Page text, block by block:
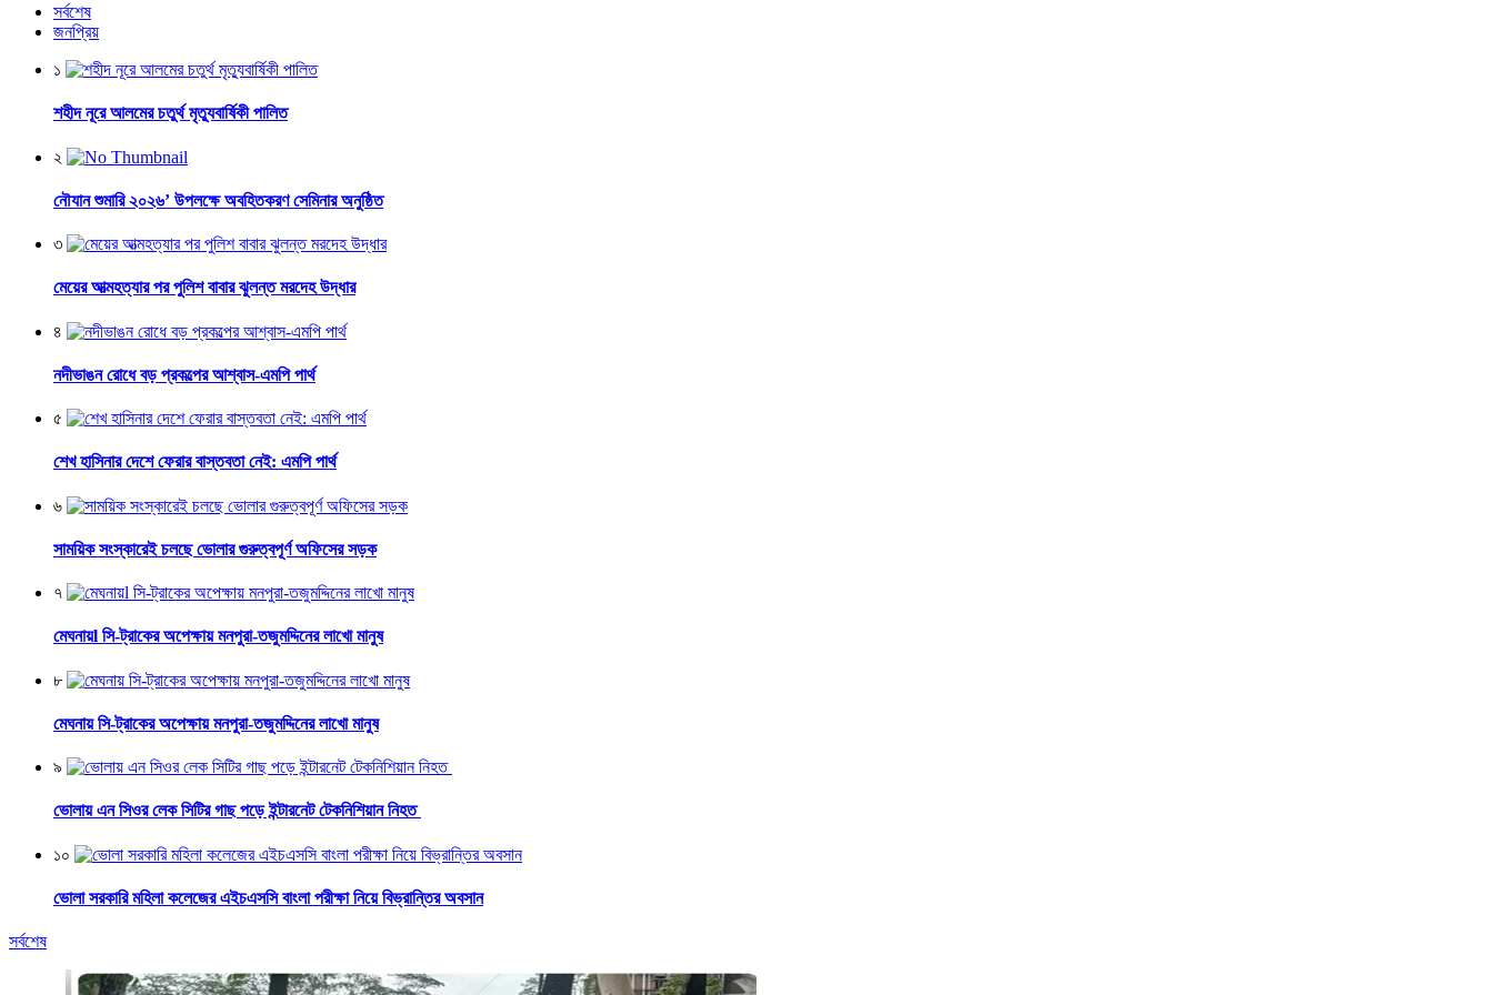
সর্বশেষ
জনপ্রিয়
১
শহীদ নূরে আলমের চতুর্থ মৃত্যুবার্ষিকী পালিত
২
নৌযান শুমারি ২০২৬’ উপলক্ষে অবহিতকরণ সেমিনার অনুষ্ঠিত
৩
মেয়ের আত্মহত্যার পর পুলিশ বাবার ঝুলন্ত মরদেহ উদ্ধার
৪
নদীভাঙন রোধে বড় প্রকল্পের আশ্বাস-এমপি পার্থ
৫
শেখ হাসিনার দেশে ফেরার বাস্তবতা নেই: এমপি পার্থ
৬
সাময়িক সংস্কারেই চলছে ভোলার গুরুত্বপূর্ণ অফিসের সড়ক
৭
মেঘনায়l সি-ট্রাকের অপেক্ষায় মনপুরা-তজুমদ্দিনের লাখো মানুষ
৮
মেঘনায় সি-ট্রাকের অপেক্ষায় মনপুরা-তজুমদ্দিনের লাখো মানুষ
৯
ভোলায় এন সিওর লেক সিটির গাছ পড়ে ইন্টারনেট টেকনিশিয়ান নিহত
১০
ভোলা সরকারি মহিলা কলেজের এইচএসসি বাংলা পরীক্ষা নিয়ে বিভ্রান্তির অবসান
সর্বশেষ